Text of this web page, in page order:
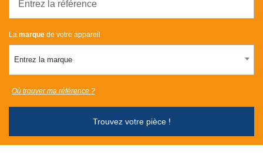
La marque de votre appareil
Entrez la marque
Trouvez votre pièce !
Où trouver ma référence ?